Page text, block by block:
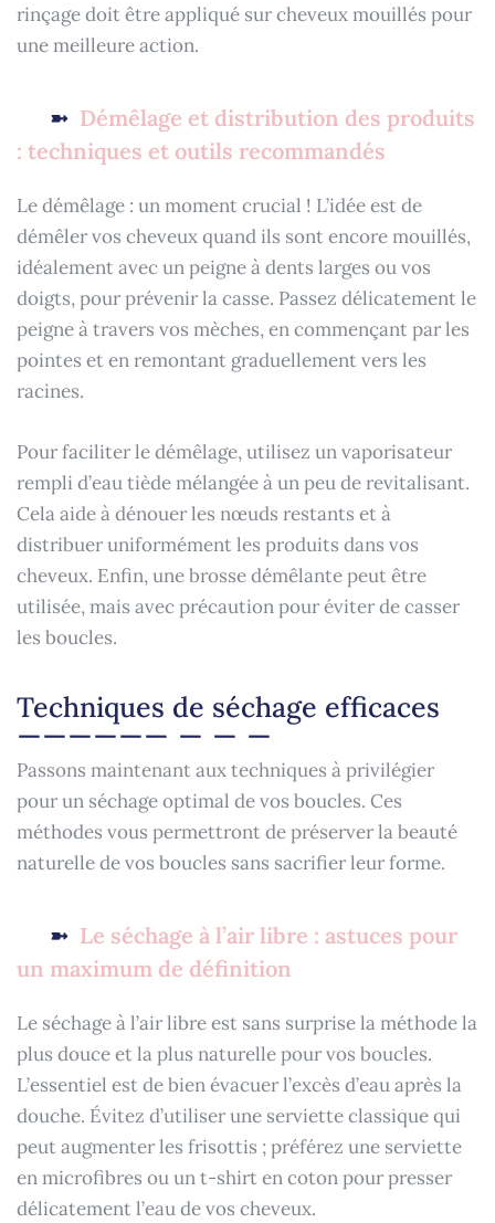
rinçage doit être appliqué sur cheveux mouillés pour
une meilleure action.
Démêlage et distribution des produits
: techniques et outils recommandés
Le démêlage : un moment crucial ! L’idée est de
démêler vos cheveux quand ils sont encore mouillés,
idéalement avec un peigne à dents larges ou vos
doigts, pour prévenir la casse. Passez délicatement le
peigne à travers vos mèches, en commençant par les
pointes et en remontant graduellement vers les
racines.
Pour faciliter le démêlage, utilisez un vaporisateur
rempli d’eau tiède mélangée à un peu de revitalisant.
Cela aide à dénouer les nœuds restants et à
distribuer uniformément les produits dans vos
cheveux. Enfin, une brosse démêlante peut être
utilisée, mais avec précaution pour éviter de casser
les boucles.
Techniques de séchage efficaces
Passons maintenant aux techniques à privilégier
pour un séchage optimal de vos boucles. Ces
méthodes vous permettront de préserver la beauté
naturelle de vos boucles sans sacrifier leur forme.
Le séchage à l’air libre : astuces pour
un maximum de définition
Le séchage à l’air libre est sans surprise la méthode la
plus douce et la plus naturelle pour vos boucles.
L’essentiel est de bien évacuer l’excès d’eau après la
douche. Évitez d’utiliser une serviette classique qui
peut augmenter les frisottis ; préférez une serviette
en microfibres ou un t-shirt en coton pour presser
délicatement l’eau de vos cheveux.